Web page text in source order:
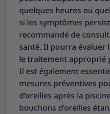
quelques heures ou
si les symptômes
recommandé de
santé. Il pourra
le traitement approprié
Il est également
mesures préventives
d’oreilles après la
bouchons d’oreilles